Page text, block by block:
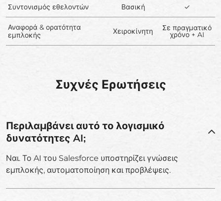
Συντονισμός εθελοντών Βασική ✓
Αναφορά & ορατότητα
εμπλοκής
Χειροκίνητη Σε πραγματικό
χρόνο + AI
Συχνές Ερωτήσεις
Περιλαμβάνει αυτό το λογισμικό
δυνατότητες AI;
Ναι. Το AI του Salesforce υποστηρίζει γνώσεις
εμπλοκής, αυτοματοποίηση και προβλέψεις.